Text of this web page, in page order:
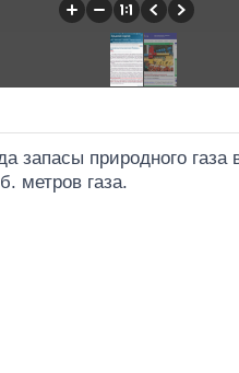
запасы природного
метров газа.